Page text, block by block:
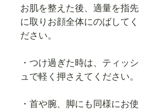
お肌を整えた後、適量を指先
に取りお顔全体にのばしてく
ださい。
・つけ過ぎた時は、ティッシ
ュで軽く押さえてください。
・首や腕、脚にも同様にお使